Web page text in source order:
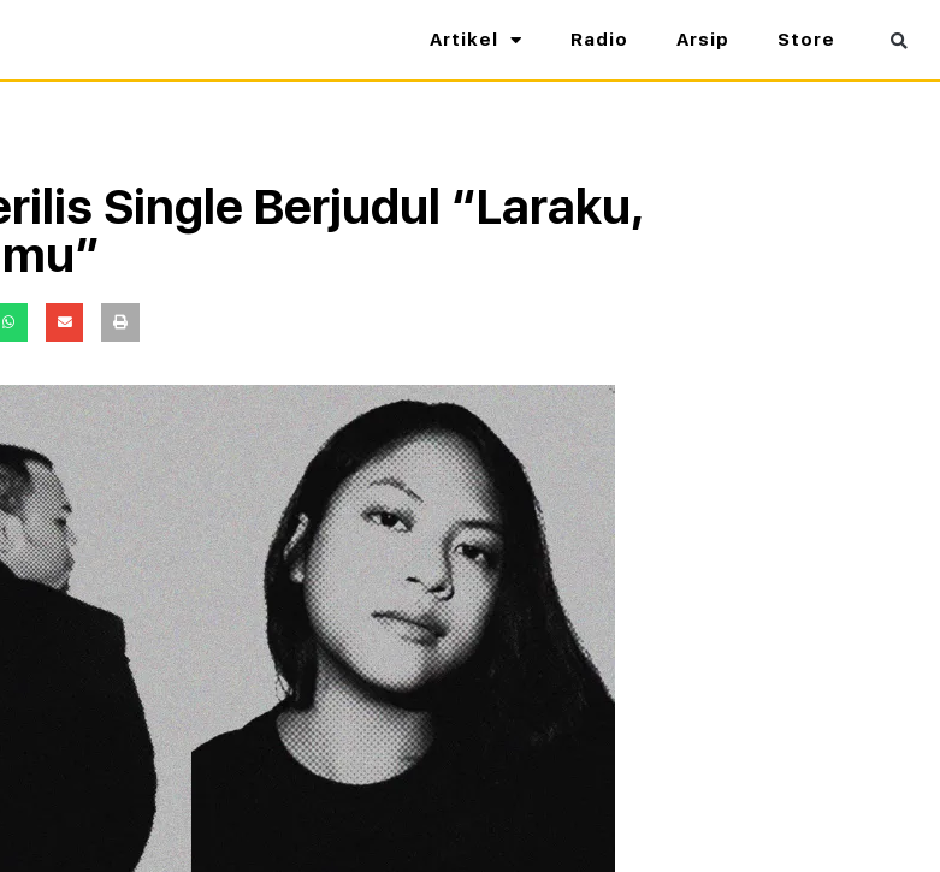
Artikel Radio Arsip Store
Single Berjudul “Laraku,